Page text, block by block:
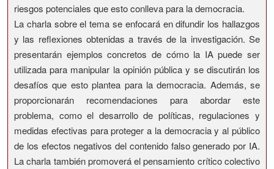
riesgos potenciales que esto conlleva para la democracia.
La charla sobre el tema se enfocará en difundir los hallazgos
y las reflexiones obtenidas a través de la investigación. Se
presentarán ejemplos concretos de cómo la IA puede ser
utilizada para manipular la opinión pública y se discutirán los
desafíos que esto plantea para la democracia. Además, se
proporcionarán recomendaciones para abordar este
problema, como el desarrollo de políticas, regulaciones y
medidas efectivas para proteger a la democracia y al público
de los efectos negativos del contenido falso generado por IA.
La charla también promoverá el pensamiento crítico colectivo